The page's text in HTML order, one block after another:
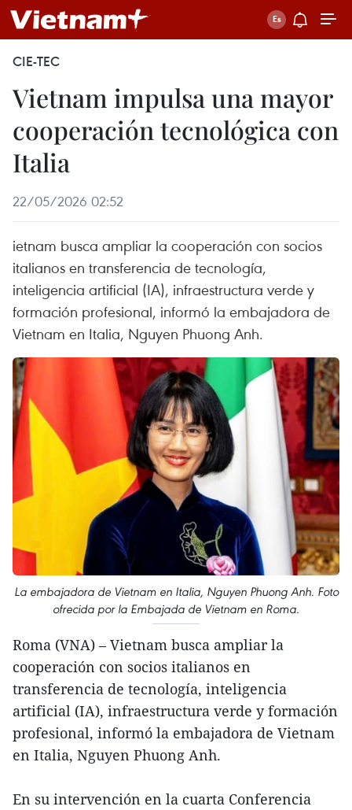
CIE-TEC
Vietnam impulsa una mayor
cooperación tecnológica con
Italia
22/05/2026 02:52
ietnam busca ampliar la cooperación con socios
italianos en transferencia de tecnología,
inteligencia artificial (IA), infraestructura verde y
formación profesional, informó la embajadora de
Vietnam en Italia, Nguyen Phuong Anh.
La embajadora de Vietnam en Italia, Nguyen Phuong Anh. Foto
ofrecida por la Embajada de Vietnam en Roma.
Roma (VNA) – Vietnam busca ampliar la
cooperación con socios italianos en
transferencia de tecnología, inteligencia
artificial (IA), infraestructura verde y formación
profesional, informó la embajadora de Vietnam
en Italia, Nguyen Phuong Anh.
En su intervención en la cuarta Conferencia